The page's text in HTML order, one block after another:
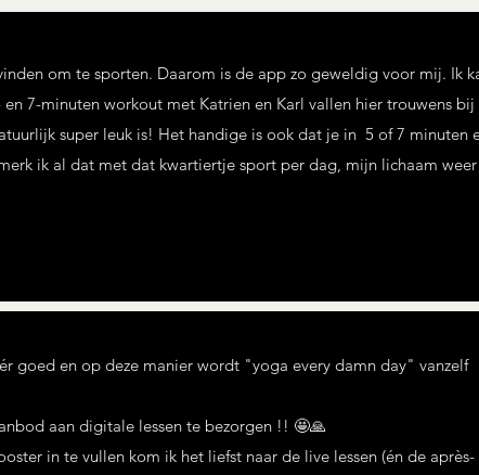
om te sporten. Daarom is de app zo geweldig voor mij. Ik
7-minuten workout met Katrien en Karl vallen hier trouwens bij
super leuk is! Het handige is ook dat je in 5 of 7 minuten
ik al dat met dat kwartiertje sport per dag, mijn lichaam weer
goed en op deze manier wordt "yoga every damn day" vanzelf
aan digitale lessen te bezorgen !! 🤩🙏
in te vullen kom ik het liefst naar de live lessen (én de après-